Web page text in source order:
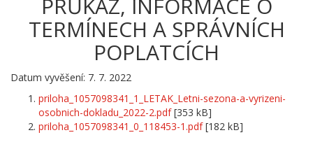
PRŮKAZ, INFORMACE O
TERMÍNECH A SPRÁVNÍCH
POPLATCÍCH
Datum vyvěšení: 7. 7. 2022
priloha_1057098341_1_LETAK_Letni-sezona-a-vyrizeni-
osobnich-dokladu_2022-2.pdf[353 kB]
priloha_1057098341_0_118453-1.pdf[182 kB]